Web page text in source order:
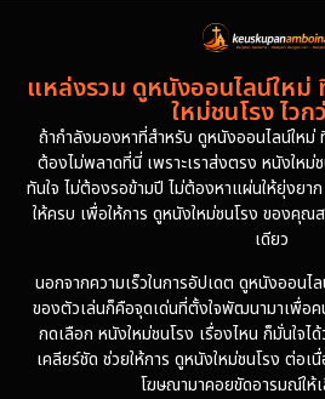
แหล่งรวม ดูหนังออนไลน์ให
ใหม่ชนโรง ไวก
ถ้ากำลังมองหาที่สำหรับ ดูหนังออนไลน์ใหม่
ต้องไม่พลาดที่นี่ เพราะเราส่งตรง หนังใหม่
ทันใจ ไม่ต้องรอข้ามปี ไม่ต้องหาแผ่นให้ยุ่งยา
ให้ครบ เพื่อให้การ ดูหนังใหม่ชนโรง ของคุณ
เดียว
นอกจากความเร็วในการอัปเดต ดูหนังออนไ
ของตัวเล่นก็คือจุดเด่นที่ตั้งใจพัฒนามาเพื่อค
กดเลือก หนังใหม่ชนโรง เรื่องไหน ก็มั่นใจไ
เคลียร์ชัด ช่วยให้การ ดูหนังใหม่ชนโรง ต่อ
โฆษณามาคอยขัดอารมณ์ให้